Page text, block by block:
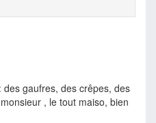
: des gaufres, des crêpes, des
, le tout maiso, bien